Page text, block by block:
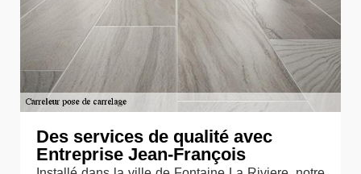
Des services de qualité avec
Entreprise Jean-François